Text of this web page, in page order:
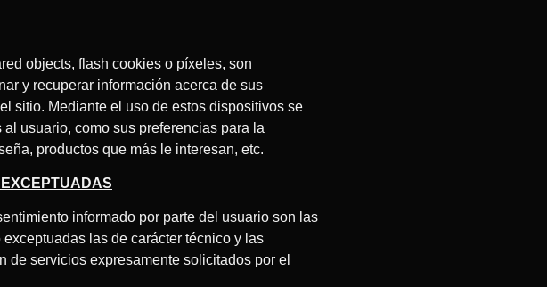
objects, flash cookies o píxeles, son
y recuperar información acerca de sus
sitio. Mediante el uso de estos dispositivos se
usuario, como sus preferencias para la
productos que más le interesan, etc.
informado por parte del usuario son las
las de carácter técnico y las
servicios expresamente solicitados por el